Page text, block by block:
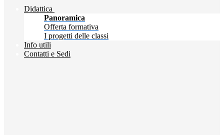
Didattica
Panoramica
Offerta formativa
I progetti delle classi
Info utili
Contatti e Sedi